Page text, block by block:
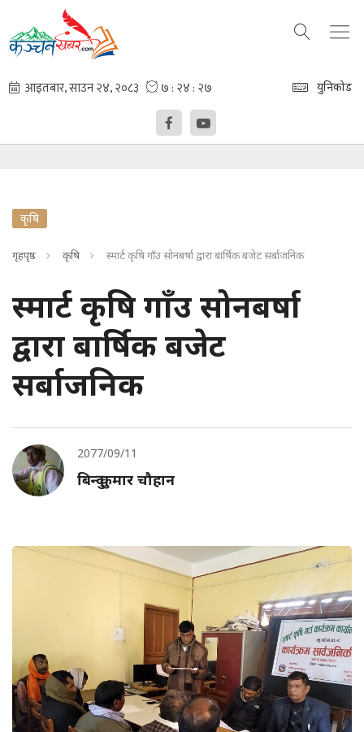
युनिकोड
कृषि
गृहपृष्ठ कृषि स्मार्ट कृषि गाँउ सोनबर्षा द्वारा बार्षिक बजेट सर्बाजनिक
स्मार्ट कृषि गाँउ सोनबर्षा
द्वारा बार्षिक बजेट
सर्बाजनिक
2077/09/11
बिन्दु कुमार चौहान